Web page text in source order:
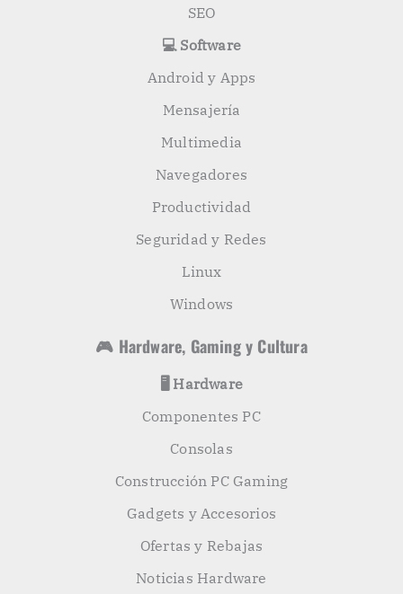
SEO
💻 Software
Android y Apps
Mensajería
Multimedia
Navegadores
Productividad
Seguridad y Redes
Linux
Windows
🎮 Hardware, Gaming y Cultura
🖥️ Hardware
Componentes PC
Consolas
Construcción PC Gaming
Gadgets y Accesorios
Ofertas y Rebajas
Noticias Hardware